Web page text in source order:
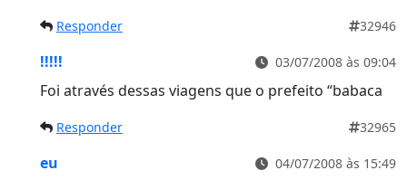
Responder 32946
!!!!! 03/07/2008 às 09:04
Foi através dessas viagens que o prefeito “babaca
Responder 32965
eu 04/07/2008 às 15:49